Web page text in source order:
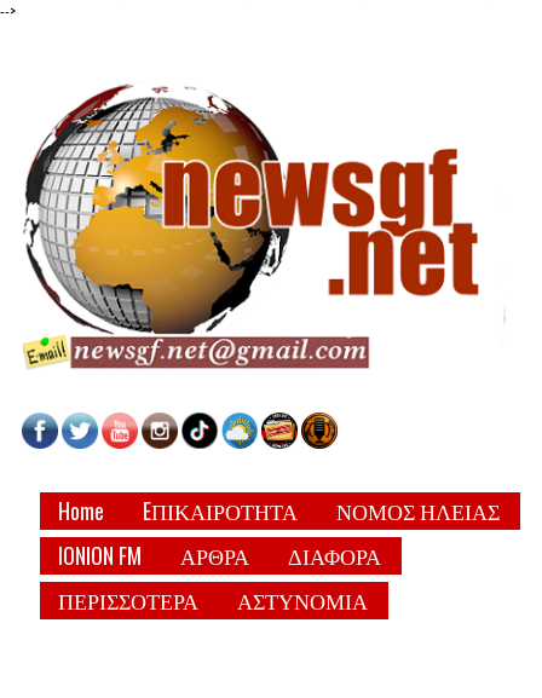
-->
Home EΠΙΚΑΙΡΟΤΗΤΑ
ΝΟΜΟΣ ΗΛΕΙΑΣ
IONION FM
ΑΡΘΡΑ
ΔΙΑΦΟΡΑ
ΠΕΡΙΣΣΟΤΕΡΑ
ΑΣΤΥΝΟΜΙΑ